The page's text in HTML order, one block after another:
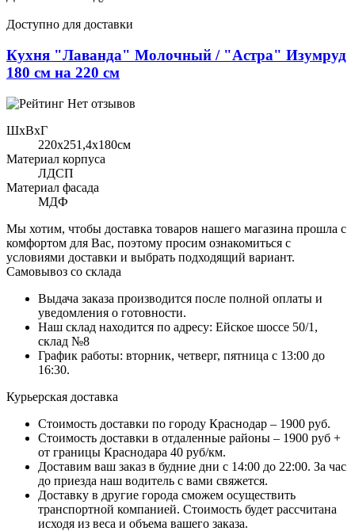
Доступно для доставки
Кухня "Лаванда" Молочный / "Астра" Изумруд
180 см на 220 см
Нет отзывов
ШхВхГ
220x251,4х180см
Материал корпуса
ЛДСП
Материал фасада
МДФ
Мы хотим, чтобы доставка товаров нашего магазина прошла с
комфортом для Вас, поэтому просим ознакомиться с
условиями доставки и выбрать подходящий вариант.
Самовывоз со склада
Выдача заказа производится после полной оплаты и
уведомления о готовности.
Наш склад находится по адресу: Ейское шоссе 50/1,
склад №8
График работы: вторник, четверг, пятница с 13:00 до
16:30.
Курьерская доставка
Стоимость доставки по городу Краснодар – 1900 руб.
Стоимость доставки в отдаленные районы – 1900 руб +
от границы Краснодара 40 руб/км.
Доставим ваш заказ в будние дни с 14:00 до 22:00. За час
до приезда наш водитель с вами свяжется.
Доставку в другие города сможем осуществить
транспортной компанией. Стоимость будет рассчитана
исходя из веса и объема вашего заказа.